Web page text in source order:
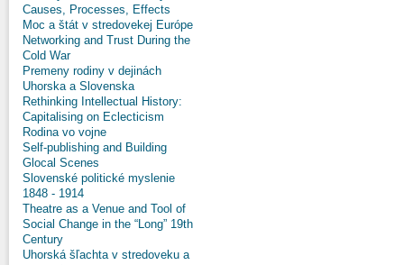
Causes, Processes, Effects
Moc a štát v stredovekej Európe
Networking and Trust During the
Cold War
Premeny rodiny v dejinách
Uhorska a Slovenska
Rethinking Intellectual History:
Capitalising on Eclecticism
Rodina vo vojne
Self-publishing and Building
Glocal Scenes
Slovenské politické myslenie
1848 - 1914
Theatre as a Venue and Tool of
Social Change in the “Long” 19th
Century
Uhorská šľachta v stredoveku a